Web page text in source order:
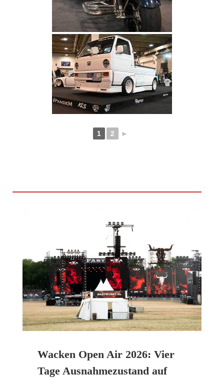
1 2 ►
Wacken Open Air 2026: Vier
Tage Ausnahmezustand auf